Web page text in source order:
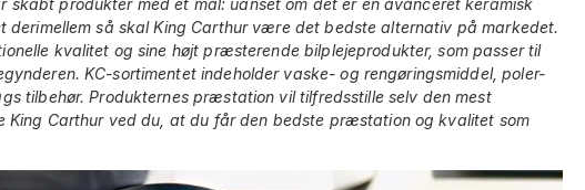
skabt produkter med et mål: uanset om det er en avanceret keramisk
derimellem så skal King Carthur være det bedste alternativ på markedet.
kvalitet og sine højt præsterende bilplejeprodukter, som passer til
KC-sortimentet indeholder vaske- og rengøringsmiddel, poler-
tilbehør. Produkternes præstation vil tilfredsstille selv den mest
King Carthur ved du, at du får den bedste præstation og kvalitet som